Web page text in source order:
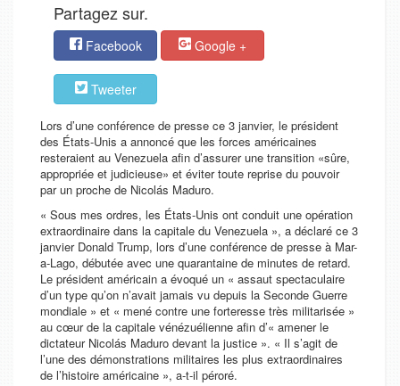
Partagez sur.
Facebook Google +
Tweeter
Lors d’une conférence de presse ce 3 janvier, le président
des États-Unis a annoncé que les forces américaines
resteraient au Venezuela afin d’assurer une transition «sûre,
appropriée et judicieuse» et éviter toute reprise du pouvoir
par un proche de Nicolás Maduro.
« Sous mes ordres, les États-Unis ont conduit une opération
extraordinaire dans la capitale du Venezuela », a déclaré ce 3
janvier Donald Trump, lors d’une conférence de presse à Mar-
a-Lago, débutée avec une quarantaine de minutes de retard.
Le président américain a évoqué un « assaut spectaculaire
d’un type qu’on n’avait jamais vu depuis la Seconde Guerre
mondiale » et « mené contre une forteresse très militarisée »
au cœur de la capitale vénézuélienne afin d’« amener le
dictateur Nicolás Maduro devant la justice ». « Il s’agit de
l’une des démonstrations militaires les plus extraordinaires
de l’histoire américaine », a-t-il péroré.